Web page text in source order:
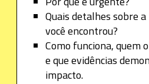
Quais detalhes sobre
você encontrou?
Como funciona, quem
e que evidências
impacto.